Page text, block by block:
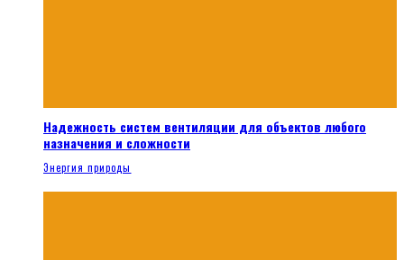
Надежность систем вентиляции для объектов любого
назначения и сложности
Энергия природы